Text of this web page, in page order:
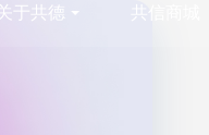
关于共德 共信商城